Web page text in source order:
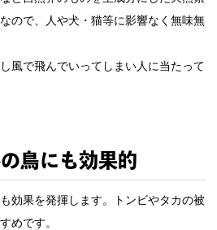
ので、人や犬・猫等に影響なく無味無
風で飛んでいってしまい人に当たって
鳥にも効果的
効果を発揮します。トンビやタカの被
めです。